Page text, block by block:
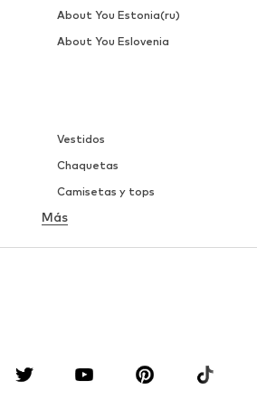
Vestidos
Chaquetas
Camisetas y tops
Ropa interior
Blusas y camisas
Deporte
Más
About You Estonia(ru)
About You Eslovenia